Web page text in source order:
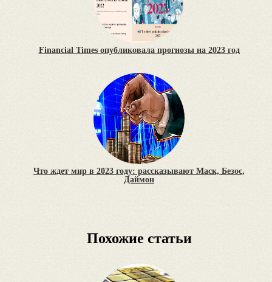
Financial Times опубликовала прогнозы на 2023 год
Что ждет мир в 2023 году: рассказывают Маск, Безос,
Даймон
Похожие статьи